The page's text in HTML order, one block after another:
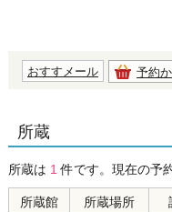
おすすメール 予約
所蔵
所蔵は 1 件です。現在の予
所蔵館 所蔵場所